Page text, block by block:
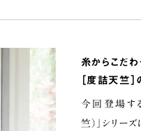
糸からこだわ
［度詰天竺
今回登場する
竺）
」シリー